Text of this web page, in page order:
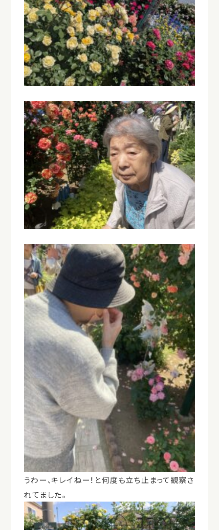
うわー、キレイねー！と何度も立ち止まって観察さ
れてました。